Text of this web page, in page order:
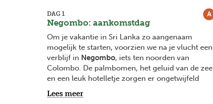
A
DAG 1
Negombo: aankomstdag
Om je vakantie in Sri Lanka zo aangenaam
mogelijk te starten, voorzien we na je vlucht een
verblijf in Negombo, iets ten noorden van
Colombo. De palmbomen, het geluid van de zee
en een leuk hotelletje zorgen er ongetwijfeld
voor dat je helemaal in vakantiemodus geraakt.
Na zonsondergang raden we aan om eens door
Lees meer